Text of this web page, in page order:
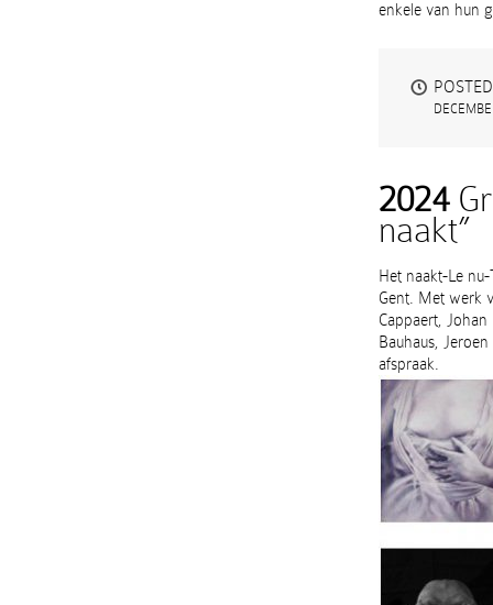
enkele van hun
2024
naakt”
Het naakt-Le
Gent. Met werk
Cappaert,
Bauhaus,
afspraak.